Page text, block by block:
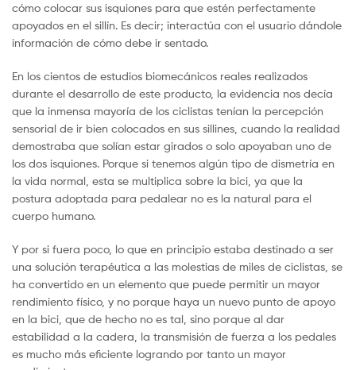
cómo colocar sus isquiones para que estén perfectamente
apoyados en el sillín. Es decir; interactúa con el usuario dándole
información de cómo debe ir sentado.
En los cientos de estudios biomecánicos reales realizados
durante el desarrollo de este producto, la evidencia nos decía
que la inmensa mayoría de los ciclistas tenían la percepción
sensorial de ir bien colocados en sus sillines, cuando la realidad
demostraba que solían estar girados o solo apoyaban uno de
los dos isquiones. Porque si tenemos algún tipo de dismetría en
la vida normal, esta se multiplica sobre la bici, ya que la
postura adoptada para pedalear no es la natural para el
cuerpo humano.
Y por si fuera poco, lo que en principio estaba destinado a ser
una solución terapéutica a las molestias de miles de ciclistas, se
ha convertido en un elemento que puede permitir un mayor
rendimiento físico, y no porque haya un nuevo punto de apoyo
en la bici, que de hecho no es tal, sino porque al dar
estabilidad a la cadera, la transmisión de fuerza a los pedales
es mucho más eficiente logrando por tanto un mayor